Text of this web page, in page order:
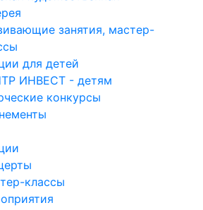
занятия, мастер-
для детей
ИНВЕСТ - детям
конкурсы
классы